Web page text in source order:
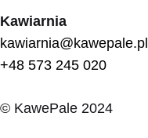
Kawiarnia
kawiarnia@kawepale.pl
+48 573 245 020
© KawePale 2024